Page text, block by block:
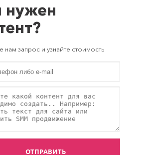
нужен
нам запрос и узнайте стоимость